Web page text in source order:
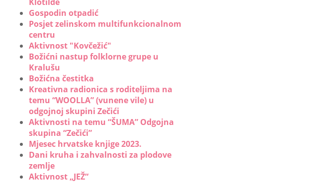
Gospodin otpadić
Posjet zelinskom multifunkcionalnom
centru
Aktivnost "Kovčežić"
Božićni nastup folklorne grupe u
Kralušu
Božićna čestitka
Kreativna radionica s roditeljima na
temu “WOOLLA” (vunene vile) u
odgojnoj skupini Zečići
Aktivnosti na temu “ŠUMA” Odgojna
skupina “Zečići”
Mjesec hrvatske knjige 2023.
Dani kruha i zahvalnosti za plodove
zemlje
Aktivnost „JEŽ“